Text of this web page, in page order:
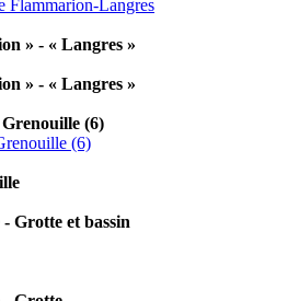
Flammarion-Langres
» - « Langres »
» - « Langres »
(6)
(6)
Grotte et bassin